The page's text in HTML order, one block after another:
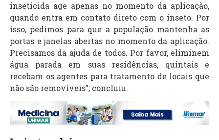
inseticida age apenas no momento da aplicação,
quando entra em contato direto com o inseto. Por
isso, pedimos para que a população mantenha as
portas e janelas abertas no momento da aplicação.
Precisamos da ajuda de todos. Por favor, eliminem
água parada em suas residências, quintais e
recebam os agentes para tratamento de locais que
não são removíveis”, concluiu.